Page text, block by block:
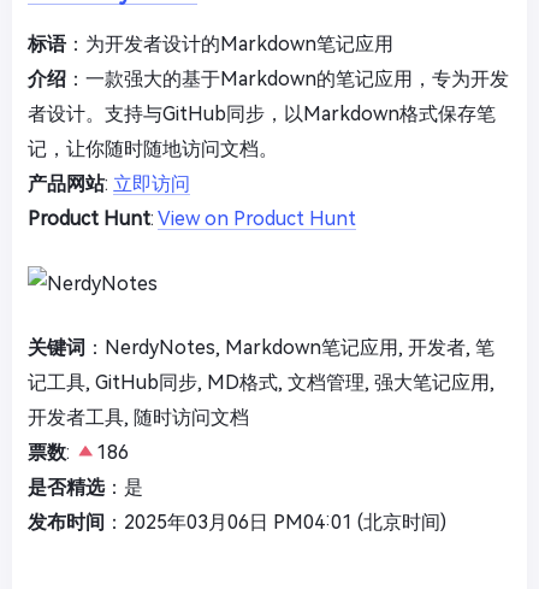
标语：为开发者设计的Markdown笔记应用
介绍 ：一款强大的基于Markdown的笔记应用，专为开发
者设计。支持与GitHub同步，以Markdown格式保存笔
记，让你随时随地访问文档。
产品网站: 立即访问
Product Hunt: View on Product Hunt
关键词 ：NerdyNotes, Markdown笔记应用, 开发者, 笔
记工具, GitHub同步, MD格式, 文档管理, 强大笔记应用,
开发者工具, 随时访问文档
票数:
186
是否精选：是
发布时间 ：2025年03月06日 PM04:01 (北京时间)